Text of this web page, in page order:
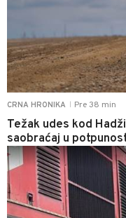
CRNA HRONIKA Pre 38 min
Težak udes kod
saobraćaj u